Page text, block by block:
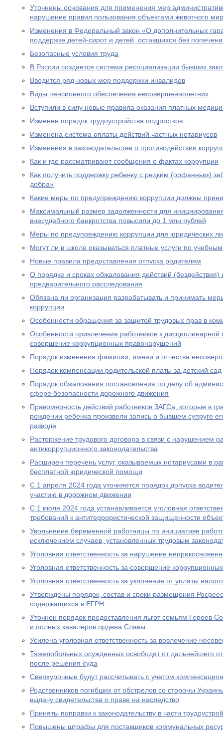
Уточнены основания для применения мер
нарушение правил пользования объектами животного
Изменения в Федеральный закон «О дополнительных
поддержке детей-сирот и детей, оставшихся без
Безопасные условия труда
В России создается система ресоциализации бывших
Вводится ряд новых мер поддержки инвалидов
Виды пенсионного обеспечения несовершеннолетних
Вступили в силу новые правила оказания платных
Изменен порядок трудоустройства подростков
Изменена система оплаты действий частных нотариусов
Изменения в законодательстве о противодействии
Как и где рассматривают сообщения о фактах коррупции
Как получить поддержку ребенку с редким (орфанным)
добра»
Какие меры по предупреждению коррупции должны
Максимальный размер задолженности для
внесудебного банкротства повысили до 1 млн рублей
Меры по предупреждению коррупции для юридических
Могут ли в школе оказываться платные услуги по
Новые правила предоставления отпуска родителям
О порядке и сроках обжалования действий
предварительного расследования
Обязана ли организация разрабатывать и принимать
коррупции
Особенности обращения за защитой трудовых прав в
Особенности привлечения работников к дисциплинарной
совершение коррупционных правонарушений
Порядок изменения фамилии, имени и отчества
Порядок компенсации родительской платы за детский сад
Порядок обжалования постановления по делу об
сфере безопасности дорожного движения
Правомерность действий работников ЗАГСа, которые в
рождении ребенка произвели запись о бывшем супруге
разводе
Расторжение трудового договора в связи с нарушением
антикоррупционного законодательства
Расширен перечень услуг, оказываемых нотариусами в
бесплатной юридической помощи
С 1 апреля 2024 года уточняется порядок допуска
участию в дорожном движении
С 1 июля 2024 года устанавливается уголовная
требований к антитеррористической защищенности
Увольнение беременной работницы по инициативе
исключением случаев, установленных трудовым
Уголовная ответственность за нарушение
Уголовная ответственность за совершение
Уголовная ответственность за уклонение от уплаты
Утверждены порядок, состав и сроки размещения
содержащихся в ЕГРН
Уточнен порядок предоставления льгот семьям Героев
и полных кавалеров ордена Славы
Усилена уголовная ответственность за вовлечение
Тяжелобольных осужденных освободят от дальнейшего
после решения суда
Сверхурочные будут рассчитывать с учетом
Родственников погибших от обстрелов со стороны
выдачу свидетельства о праве на наследство
Приняты поправки к законодательству в части
Повышены штрафы для поставщиков коммунальных